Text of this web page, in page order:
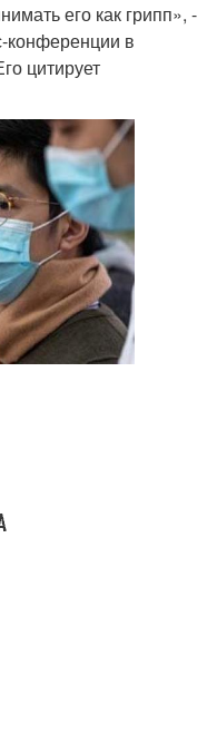
его как грипп», -
конференции в
цитирует